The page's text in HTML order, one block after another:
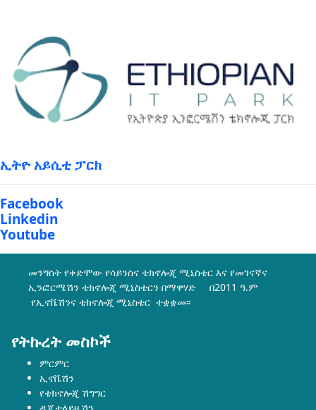
ኢትዮ አይሲቲ ፓርክ
Facebook
Linkedin
Youtube
መንግስት የቀድሞው የሳይንስና ቴክኖሎጂ ሚኒስቴር እና የመገናኛና
ኢንፎርሜሽን ቴክኖሎጂ ሚኒስቴርን በማዋሃድ በ2011 ዓ.ም
የኢኖቬሽንና ቴክኖሎጂ ሚኒስቴር ተቋቋመ፡፡
የትኩረት መስኮች
ምርምር
ኢኖቬሽን
የቴክኖሎጂ ሽግግር